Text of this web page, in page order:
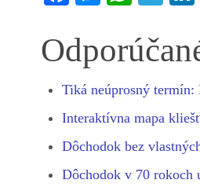
bo
ok
se
ng
er
ts
A
pp
gr
a
m
Tiká neúprosný
Interaktívna mapa
Dôchodok bez
Dôchodok v 70